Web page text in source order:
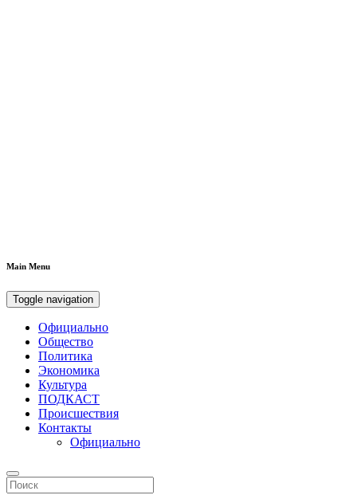
Main Menu
Toggle navigation
Официально
Общество
Политика
Экономика
Культура
ПОДКАСТ
Происшествия
Контакты
Официально